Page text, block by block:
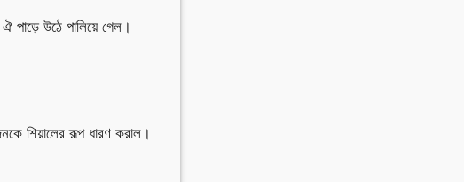
পাড়ে উঠে পালিয়ে গেল।
শিয়ালের রূপ ধারণ করাল।